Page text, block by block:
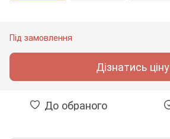
Під замовлення
Дізнатись ціну
До обраного